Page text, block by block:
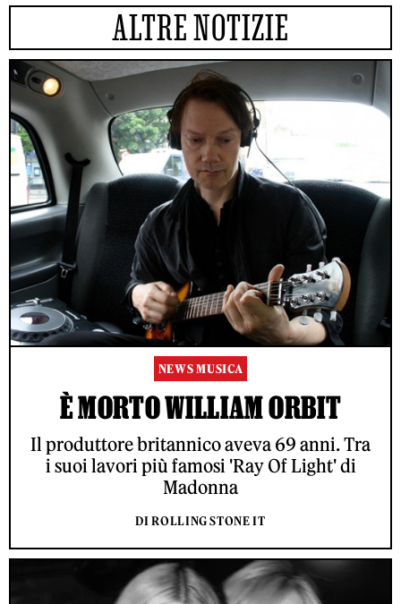
ALTRE NOTIZIE
NEWS MUSICA
È MORTO WILLIAM ORBIT
Il produttore britannico aveva 69 anni. Tra
i suoi lavori più famosi 'Ray Of Light' di
Madonna
DI ROLLING STONE IT